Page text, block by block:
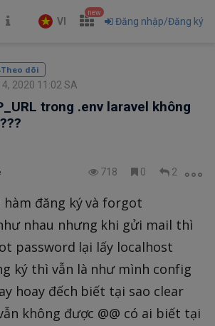
VI
new
Đăng nhập/Đăng ký
Theo dõi
2020 11:02 SA
trong .env laravel không
718 0 2
hàm đăng ký và forgot
nhau nhưng khi gửi mail thì
password lại lấy localhost
ký thì vẫn là như mình config
hoay đếch biết tại sao clear
không được @@ có ai biết tại